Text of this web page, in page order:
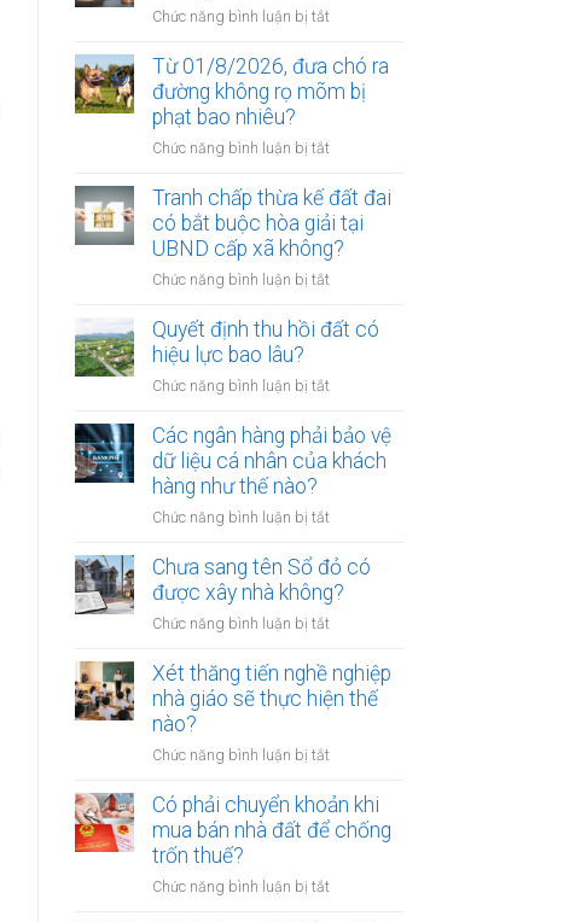
Chức năng bình luận bị tắt
kiện
để
công
viên
mới
nhất
Từ 01/8/2026, đưa chó ra
đường không rọ mõm bị
phạt bao nhiêu?
Chức năng bình luận bị tắt
01/8/2026,
đưa
chó
ra
đường
rọ
bao
nhiêu?
Tranh chấp thừa kế đất đai
có bắt buộc hòa giải tại
UBND cấp xã không?
Chức năng bình luận bị tắt
chấp
đất
có
bắt
tại
UBND
cấp
Quyết định thu hồi đất có
hiệu lực bao lâu?
Chức năng bình luận bị tắt
định
thu
có
lực
bao
Các ngân hàng phải bảo vệ
dữ liệu cá nhân của khách
hàng như thế nào?
Chức năng bình luận bị tắt
ngân
hàng
phải
bảo
dữ
liệu
khách
hàng
như
Chưa sang tên Sổ đỏ có
được xây nhà không?
Chức năng bình luận bị tắt
sang
tên
Sổ
có
xây
nhà
Xét thăng tiến nghề nghiệp
nhà giáo sẽ thực hiện thế
nào?
Chức năng bình luận bị tắt
thăng
tiến
nhà
Có phải chuyển khoản khi
mua bán nhà đất để chống
trốn thuế?
Chức năng bình luận bị tắt